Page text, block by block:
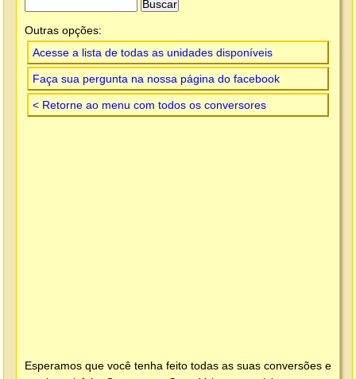
Outras opções:
Acesse a lista de todas as unidades disponíveis
Faça sua pergunta na nossa página do facebook
< Retorne ao menu com todos os conversores
Esperamos que você tenha feito todas as suas conversões e